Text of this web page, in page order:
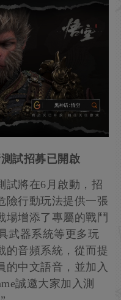
試招募已開啟
試將在6月啟動，招
險行動玩法提供一張
場增添了專屬的戰鬥
武器系統等更多玩
的音頻系統，從而提
的中文語音，並加入
誠邀大家加入測